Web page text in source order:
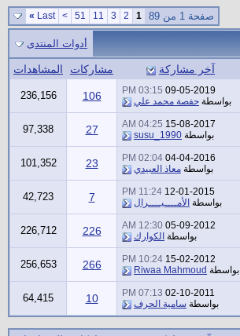
صفحة 1 من 89 1
2
3
11
51
>
Last
»
أدوات المنتدى
آخر مشاركة مشاركات
المشاهدات
09-05-2019
03:15 PM
بواسطة حفصة محمد علي 106
236,156
15-08-2017
04:25 AM
بواسطة susu_1990
27
97,338
04-04-2016
02:04 PM
بواسطة معاذ العبيدي 23
101,352
12-01-2015
11:24 PM
بواسطة الأمــــيــــرال 7
42,723
05-09-2012
12:30 AM
بواسطة الكوارك 226
226,712
15-02-2012
10:24 PM
بواسطة Riwaa Mahmoud
266
256,653
02-10-2011
07:13 PM
بواسطة سامية الحرف 10
64,415